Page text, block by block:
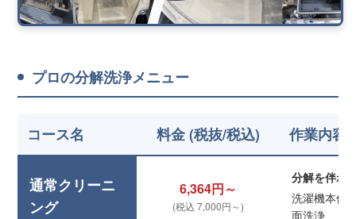
プロの分解洗浄メニュー
コース名 料金 (税抜/税込) 作業内容
通常クリーニ
ング
6,364円～
(税込 7,000円～)
分解を伴わ
洗濯機本体
面洗浄